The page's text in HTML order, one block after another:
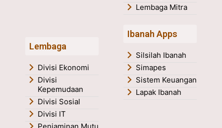
Lembaga Mitra
Lembaga
Divisi Ekonomi
Divisi
Kepemudaan
Divisi Sosial
Divisi IT
Ibanah Apps
Silsilah Ibanah
Simapes
Sistem Keuangan
Lapak Ibanah